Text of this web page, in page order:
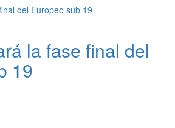
la fase final del
19